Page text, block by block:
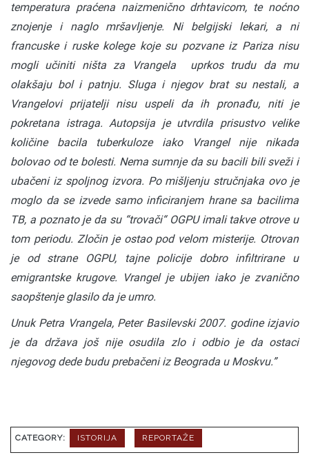
temperatura praćena naizmenično drhtavicom, te noćno
znojenje i naglo mršavljenje. Ni belgijski lekari, a ni
francuske i ruske kolege koje su pozvane iz Pariza nisu
mogli učiniti ništa za Vrangela uprkos trudu da mu
olakšaju bol i patnju. Sluga i njegov brat su nestali, a
Vrangelovi prijatelji nisu uspeli da ih pronađu, niti je
pokretana istraga. Autopsija je utvrdila prisustvo velike
količine bacila tuberkuloze iako Vrangel nije nikada
bolovao od te bolesti. Nema sumnje da su bacili bili sveži i
ubačeni iz spoljnog izvora. Po mišljenju stručnjaka ovo je
moglo da se izvede samo inficiranjem hrane sa bacilima
TB, a poznato je da su “trovači“ OGPU imali takve otrove u
tom periodu. Zločin je ostao pod velom misterije. Otrovan
je od strane OGPU, tajne policije dobro infiltrirane u
emigrantske krugove. Vrangel je ubijen iako je zvanično
saopštenje glasilo da je umro.
Unuk Petra Vrangela, Peter Basilevski 2007. godine izjavio
je da država još nije osudila zlo i odbio je da ostaci
njegovog dede budu prebačeni iz Beograda u Moskvu.”
CATEGORY: ISTORIJA REPORTAŽE